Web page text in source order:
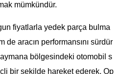
mümkündür.
fiyatlarla yedek parça bulma
de aracın performansını sürdür
bölgesindeki otomobil s
bir şekilde hareket ederek, Op